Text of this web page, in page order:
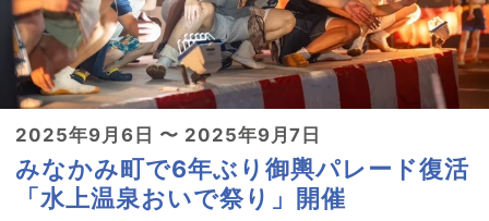
2025年9月6日 〜 2025年9月7日
みなかみ町で6年ぶり御輿パレード復活
「水上温泉おいで祭り」開催